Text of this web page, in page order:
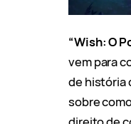
“Wish: O
vem para
de história
sobre